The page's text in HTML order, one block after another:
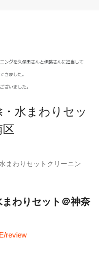
・水まわりセッ
区
まわりセットクリーニン
まわりセット＠神奈
review